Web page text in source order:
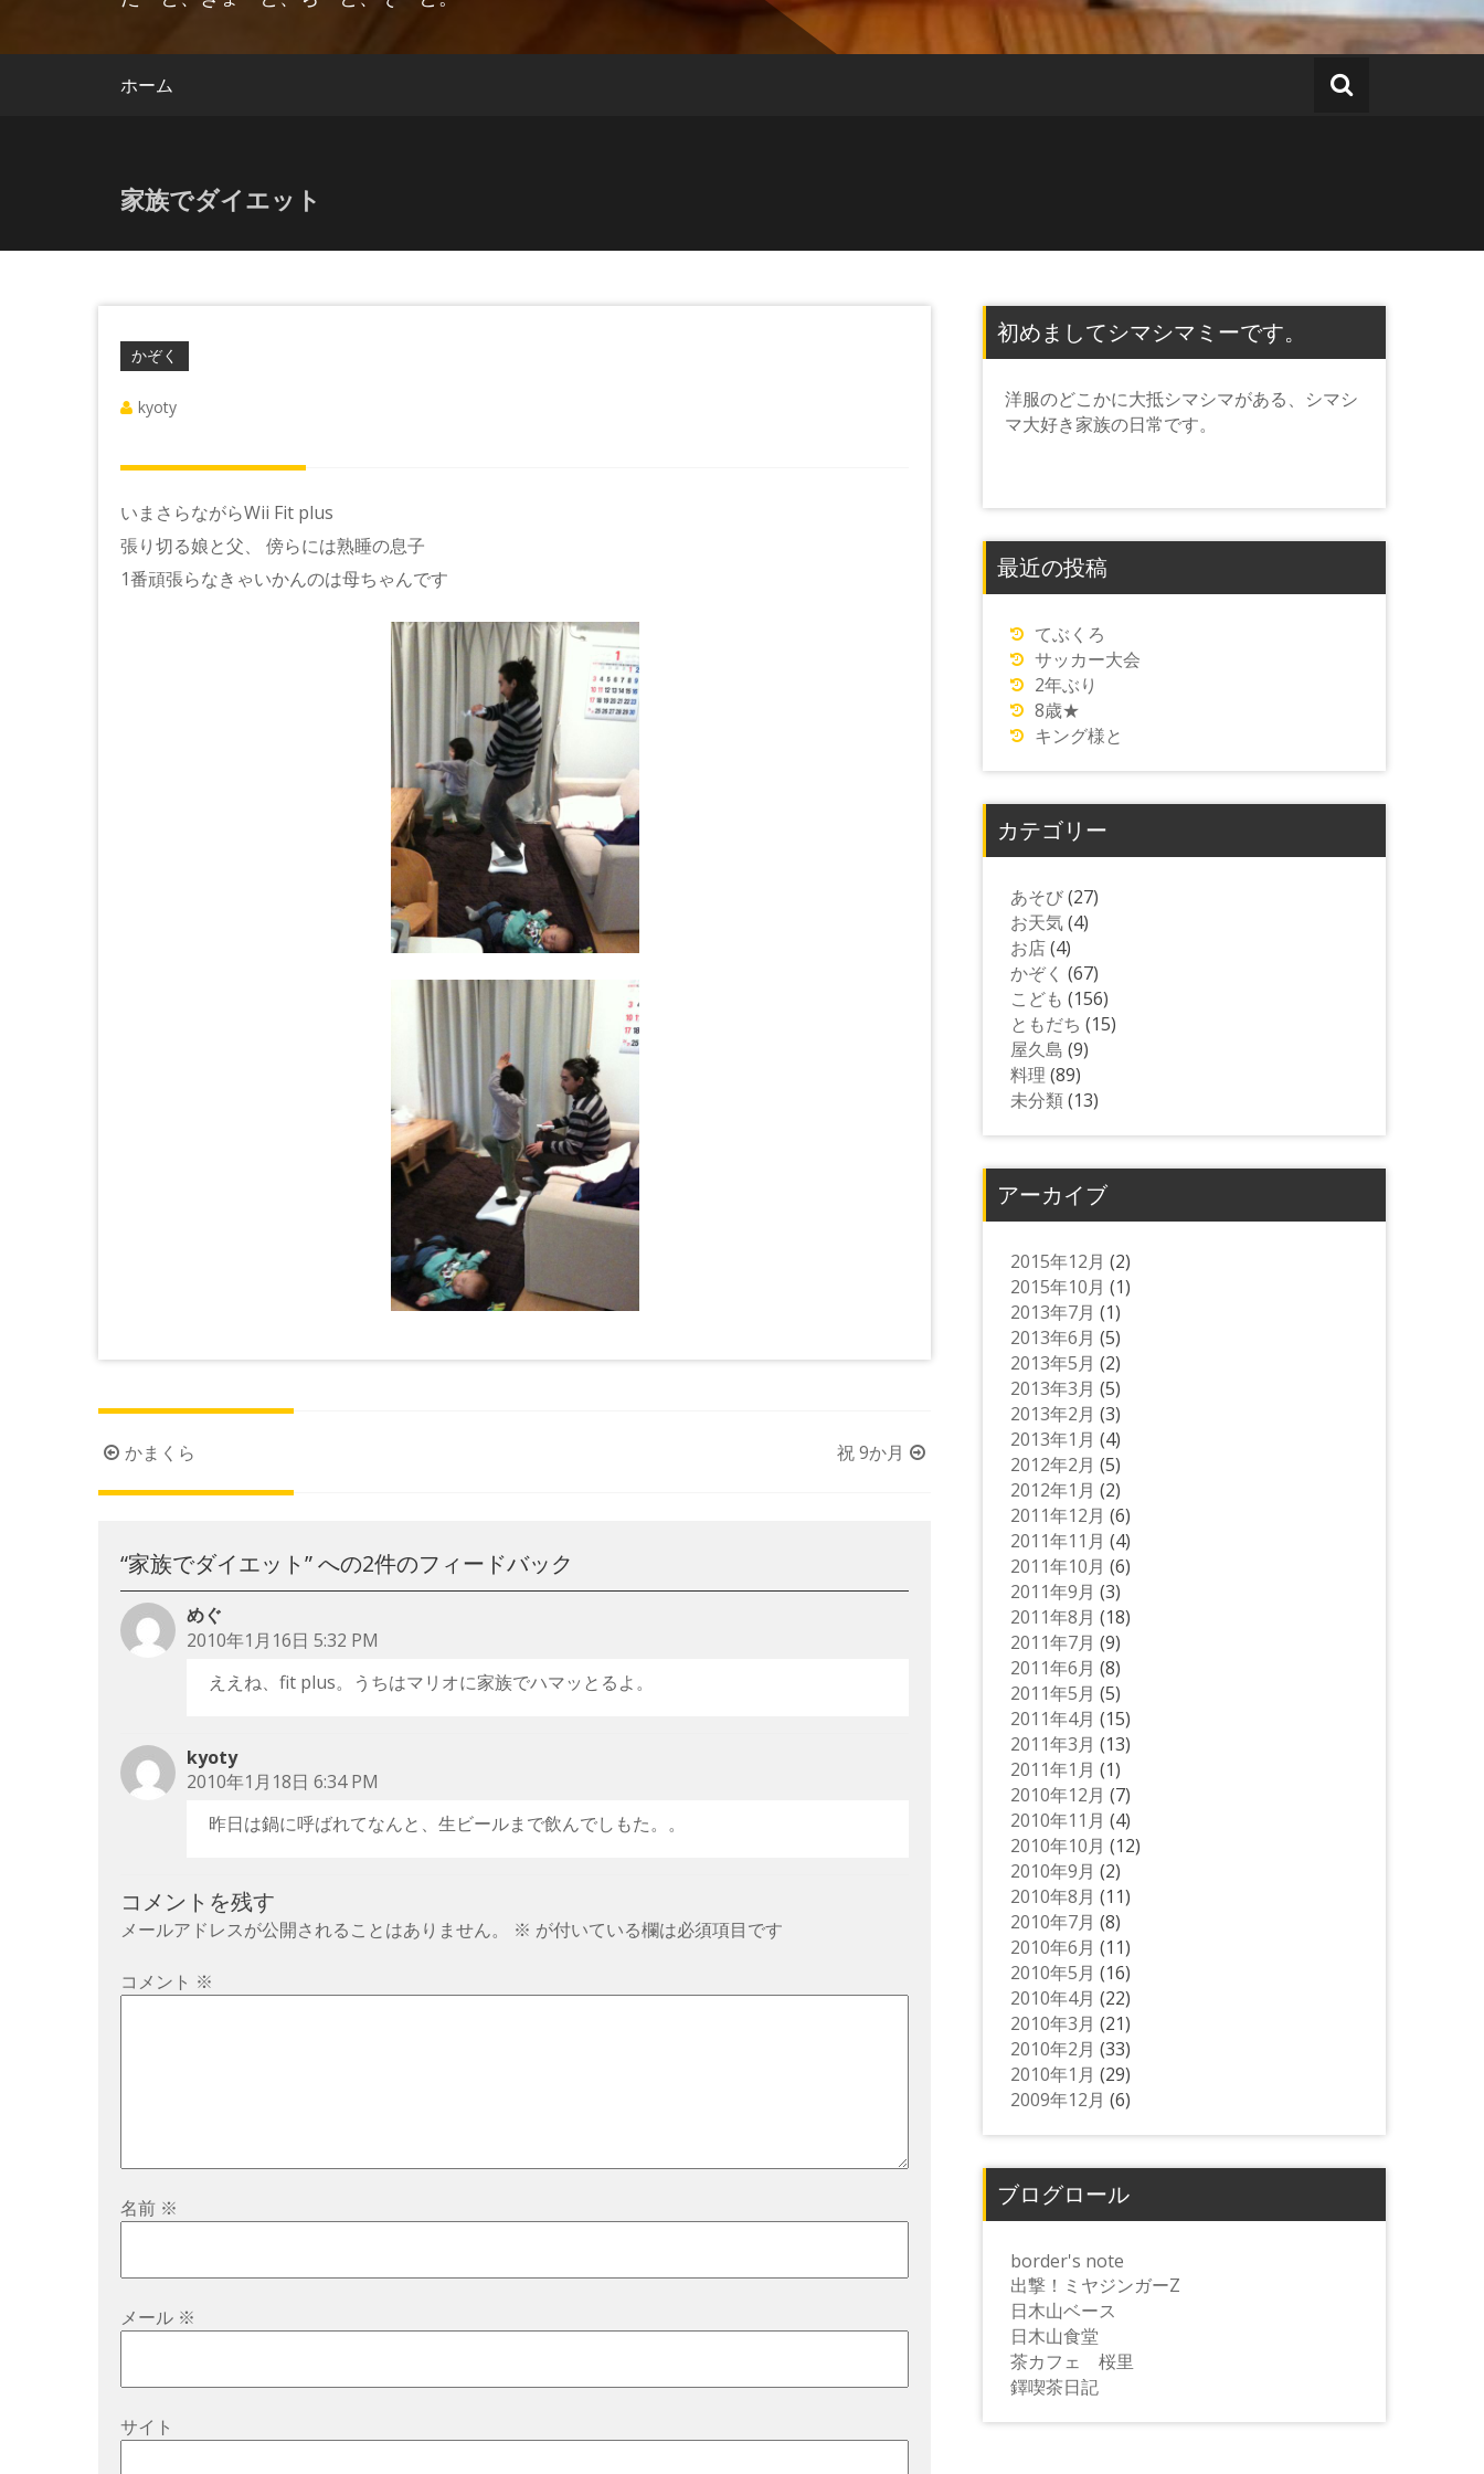
ホーム
家族でダイエット
かぞく
kyoty
いまさらながらWii Fit plus
張り切る娘と父、 傍らには熟睡の息子
1番頑張らなきゃいかんのは母ちゃんです
投
稿
かまくら 祝 9か月
“家族でダイエット” への2件のフィードバック
めぐ
2010年1月16日 5:32 PM
ええね、fit plus。うちはマリオに家族でハマッとるよ。
kyoty
2010年1月18日 6:34 PM
昨日は鍋に呼ばれてなんと、生ビールまで飲んでしもた。。
コメントを残す
メールアドレスが公開されることはありません。 ※ が付いている欄は必須項目です
コメント ※
名前 ※
メール ※
サイト
初めましてシマシマミーです。
洋服のどこかに大抵シマシマがある、シマシ
マ大好き家族の日常です。
最近の投稿
てぶくろ
サッカー大会
2年ぶり
8歳★
キング様と
カテゴリー
あそび(27)
お天気(4)
お店(4)
かぞく (67)
こども (156)
ともだち (15)
屋久島 (9)
料理 (89)
未分類(13)
アーカイブ
2015年12月 (2)
2015年10月 (1)
2013年7月 (1)
2013年6月 (5)
2013年5月 (2)
2013年3月 (5)
2013年2月 (3)
2013年1月 (4)
2012年2月 (5)
2012年1月 (2)
2011年12月 (6)
2011年11月 (4)
2011年10月 (6)
2011年9月 (3)
2011年8月 (18)
2011年7月 (9)
2011年6月 (8)
2011年5月 (5)
2011年4月 (15)
2011年3月 (13)
2011年1月 (1)
2010年12月 (7)
2010年11月 (4)
2010年10月 (12)
2010年9月 (2)
2010年8月 (11)
2010年7月 (8)
2010年6月 (11)
2010年5月 (16)
2010年4月 (22)
2010年3月 (21)
2010年2月 (33)
2010年1月 (29)
2009年12月 (6)
ブログロール
border's note
出撃！ミヤジンガーZ
日木山ベース
日木山食堂
茶カフェ 桜里
鐸喫茶日記